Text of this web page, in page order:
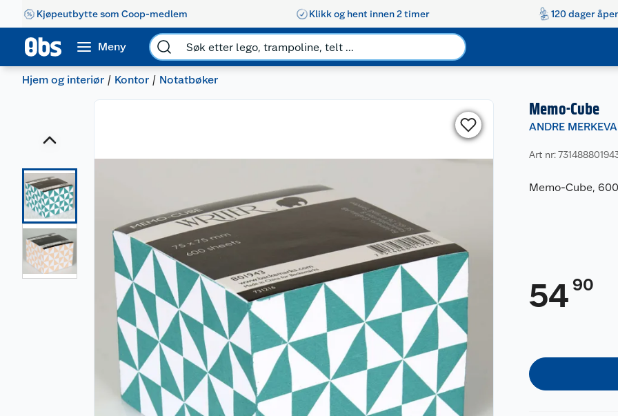
Kjøpeutbytte som Coop-medlem Klikk og hent innen 2 timer 120 dager
Meny
Hjem og interiør Kontor Notatbøker
Memo-Cube
ANDRE
Art nr:
Memo-Cube,
54 90